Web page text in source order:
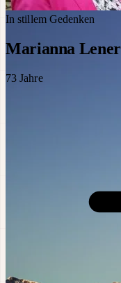
In stillem Gedenken
Marianna Lener
73 Jahre